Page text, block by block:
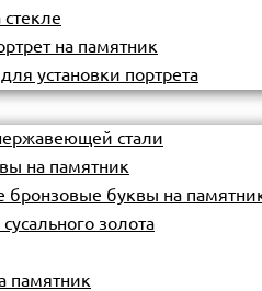
стекле
на памятник
установки портрета
стали
на памятник
бронзовые буквы на
золота
памятник